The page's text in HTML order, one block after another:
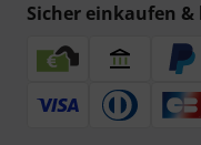
Sicher einkaufen &